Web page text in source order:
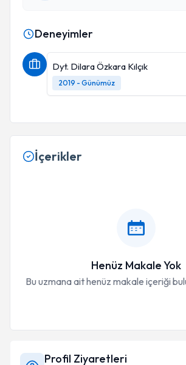
Deneyimler
Dyt. Dilara Özkara Kılçık
2019 - Günümüz
İçerikler
Henüz Makale Yok
Bu uzmana ait henüz makale içeriği
Profil Ziyaretleri